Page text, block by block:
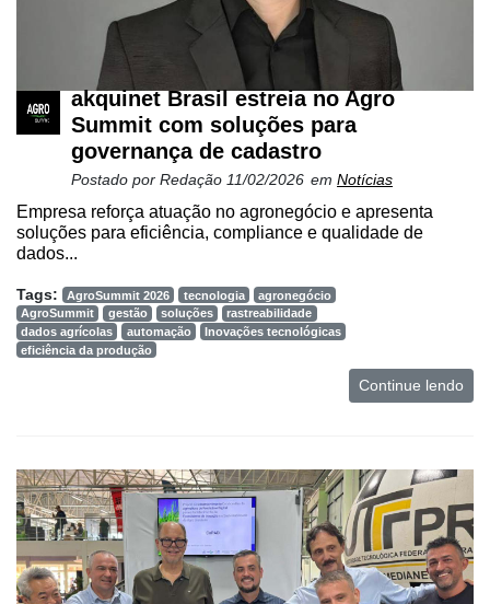
akquinet Brasil estreia no Agro
Summit com soluções para
governança de cadastro
Postado por Redação 11/02/2026 em Notícias
Empresa reforça atuação no agronegócio e apresenta
soluções para eficiência, compliance e qualidade de
dados...
Tags: AgroSummit 2026 tecnologia
agronegócio
AgroSummit
gestão soluções
rastreabilidade
dados agrícolas
automação
Inovações tecnológicas
eficiência da produção
Continue lendo